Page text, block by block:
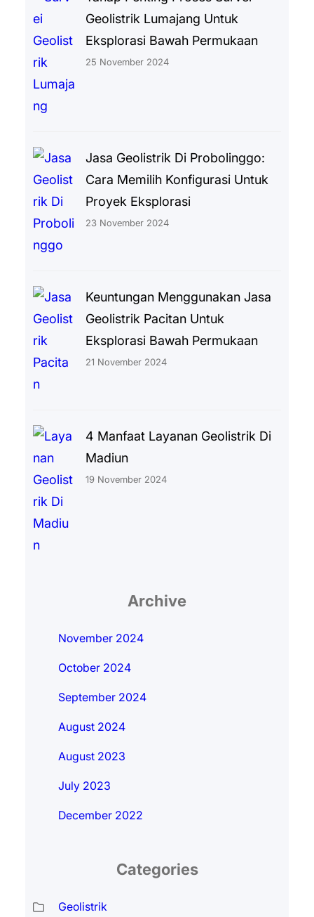
Geolistrik Lumajang Untuk
Eksplorasi Bawah Permukaan
25 November 2024
Jasa Geolistrik Di Probolinggo:
Cara Memilih Konfigurasi Untuk
Proyek Eksplorasi
23 November 2024
Keuntungan Menggunakan Jasa
Geolistrik Pacitan Untuk
Eksplorasi Bawah Permukaan
21 November 2024
4 Manfaat Layanan Geolistrik Di
Madiun
19 November 2024
Archive
November 2024
October 2024
September 2024
August 2024
August 2023
July 2023
December 2022
Categories
Geolistrik